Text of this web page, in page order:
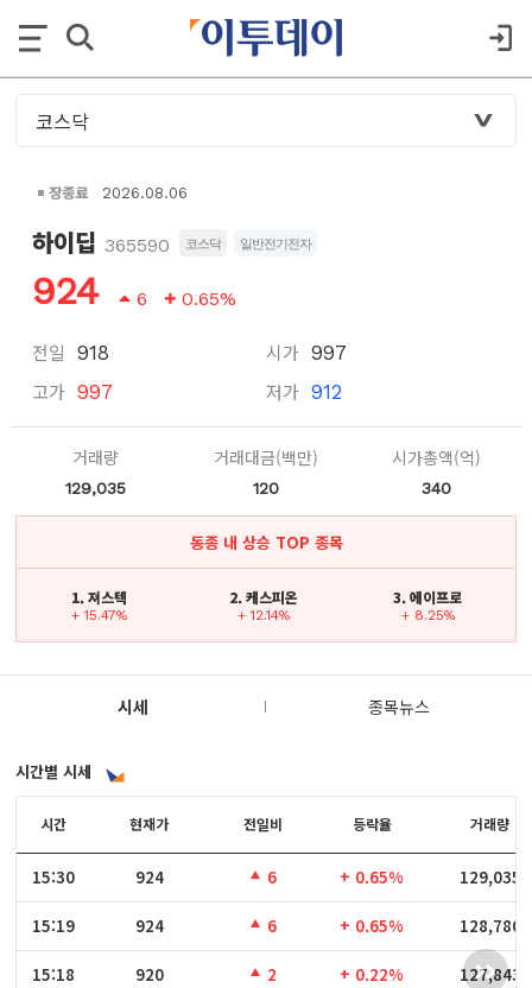
장종료 2026.08.06
하이딥 365590 코스닥 일반전기전자
924 6 0.65%
전일 918
고가 997
시가 997
저가 912
거래량
129,035
거래대금(백만)
120
시가총액(억)
340
동종 내 상승 TOP 종목
1. 져스텍
+ 15.47%
2. 케스피온
+ 12.14%
3. 에이프로
+ 8.25%
시세 종목뉴스
시간별 시세
시간
15:30
15:19
15:18
시간 현재가 전일비 등락율 거래량
15:30 924 6 + 0.65% 129,035
15:19 924 6 + 0.65% 128,780
15:18 920 2 + 0.22% 127,843